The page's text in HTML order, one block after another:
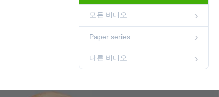
00:24
경 친화적인 벌집 모
00:17
리 버블 메일러로 배
모든 비디오
Paper series
다른 비디오